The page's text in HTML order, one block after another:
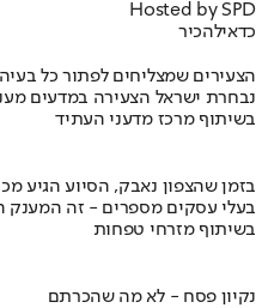
Hosted by SPD
כדאילהכיר
הצעירים שמצליחים לפתור כל
נבחרת ישראל הצעירה במדעים
בשיתוף מרכז מדעני העתיד
בזמן שהצפון נאבק, הסיוע הגיע
בעלי עסקים מספרים - זה המענק
בשיתוף מזרחי טפחות
נקיון פסח - לא מה שהכרתם